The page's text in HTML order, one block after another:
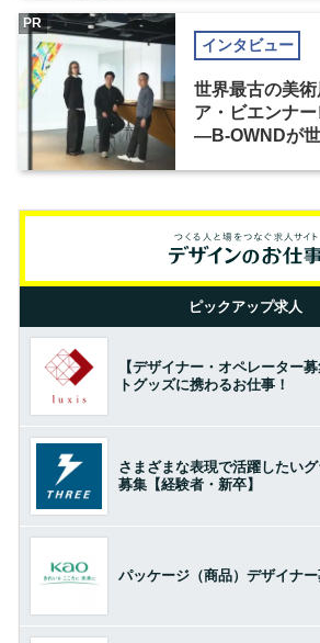
インタビュー
世界最古の美
ア・ビエンナ
―B-OWNDが
PR
ピックアップ求人
【デザイナー・オペレーター
トグッズに携わるお仕事！
さまざまな表現で活躍したい
募集【経験者・新卒】
パッケージ（商品）デザイナ